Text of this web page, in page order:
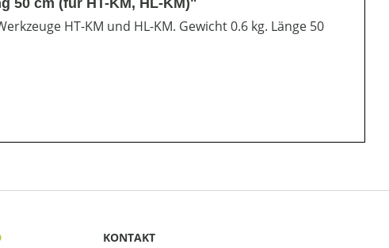
HT-KM und HL-KM. Gewicht 0.6 kg. Länge 50
KONTAKT